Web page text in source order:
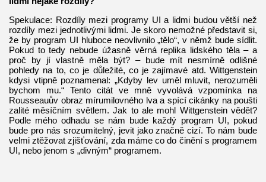
Spekulace: Rozdíly mezi programy UI a lidmi budou větší než
rozdíly mezi jednotlivými lidmi. Je skoro nemožné představit si,
že by program UI hluboce neovlivnilo „tělo“, v němž bude sídlit.
Pokud to tedy nebude úžasně věrná replika lidského těla – a
proč by jí vlastně měla být? – bude mít nesmírně odlišné
pohledy na to, co je důležité, co je zajímavé atd. Wittgenstein
kdysi vtipně poznamenal: „Kdyby lev uměl mluvit, nerozuměli
bychom mu.“ Tento citát ve mně vyvolává vzpomínka na
Rousseauův obraz mírumilovného lva a spící cikánky na poušti
zalité měsíčním světlem. Jak to ale mohl Wittgenstein vědět?
Podle mého odhadu se nám bude každý program UI, pokud
bude pro nás srozumitelný, jevit jako značně cizí. To nám bude
velmi ztěžovat zjišťování, zda máme co do činění s programem
UI, nebo jenom s „divným“ programem.